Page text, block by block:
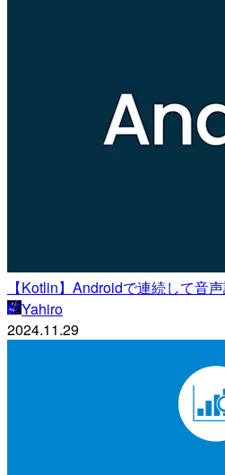
【Kotlin】Androidで連続して音
Yahiro
2024.11.29